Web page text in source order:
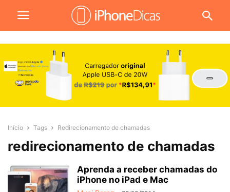
Início Tags Redirecionamento de chamadas
redirecionamento de chamadas
Aprenda a receber chamadas do
iPhone no iPad e Mac